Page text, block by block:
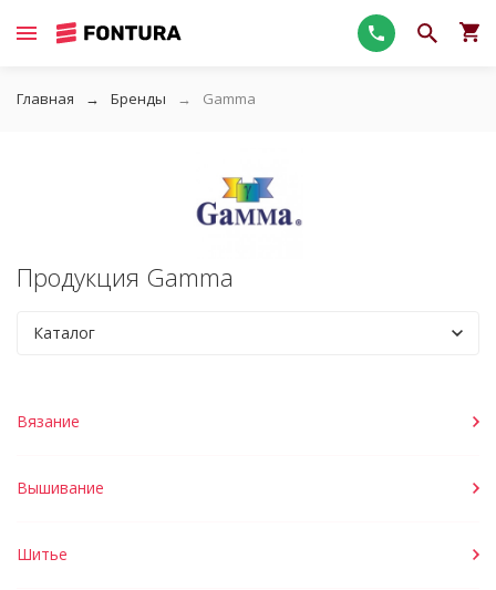
Главная Бренды Gamma
Продукция Gamma
Каталог
Вязание
Вышивание
Шитье